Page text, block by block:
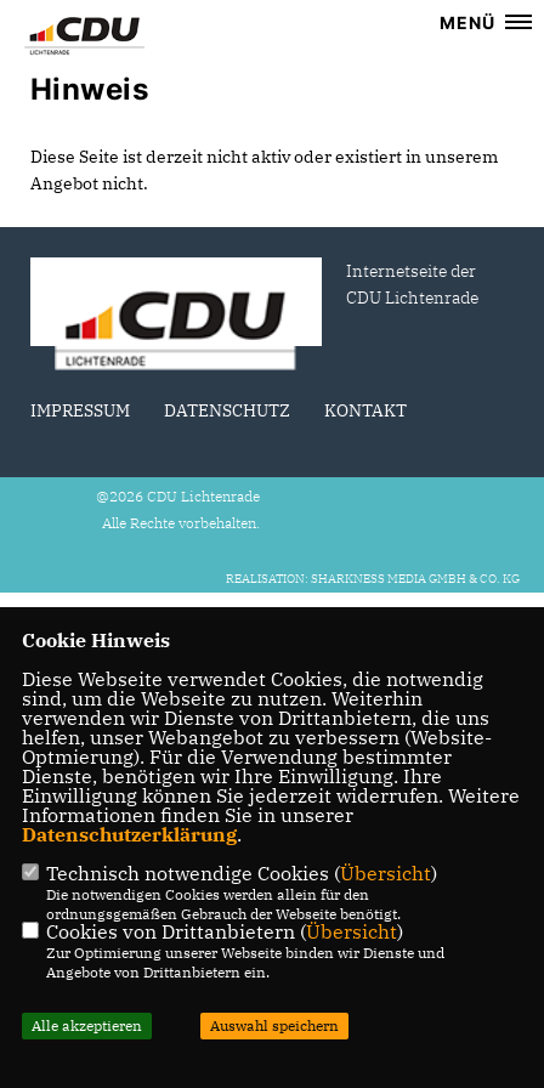
MENÜ
Hinweis
Diese Seite ist derzeit nicht aktiv oder existiert in unserem
Angebot nicht.
Internetseite der
CDU Lichtenrade
IMPRESSUM DATENSCHUTZ KONTAKT
@2026 CDU Lichtenrade
Alle Rechte vorbehalten.
REALISATION: SHARKNESS MEDIA GMBH & CO. KG
Cookie Hinweis
Diese Webseite verwendet Cookies, die notwendig
sind, um die Webseite zu nutzen. Weiterhin
verwenden wir Dienste von Drittanbietern, die uns
helfen, unser Webangebot zu verbessern (Website-
Optmierung). Für die Verwendung bestimmter
Dienste, benötigen wir Ihre Einwilligung. Ihre
Einwilligung können Sie jederzeit widerrufen. Weitere
Informationen finden Sie in unserer
Datenschutzerklärung.
Technisch notwendige Cookies (Übersicht)
Die notwendigen Cookies werden allein für den
ordnungsgemäßen Gebrauch der Webseite benötigt.
Cookies von Drittanbietern (Übersicht)
Zur Optimierung unserer Webseite binden wir Dienste und
Angebote von Drittanbietern ein.
Alle akzeptieren Auswahl speichern